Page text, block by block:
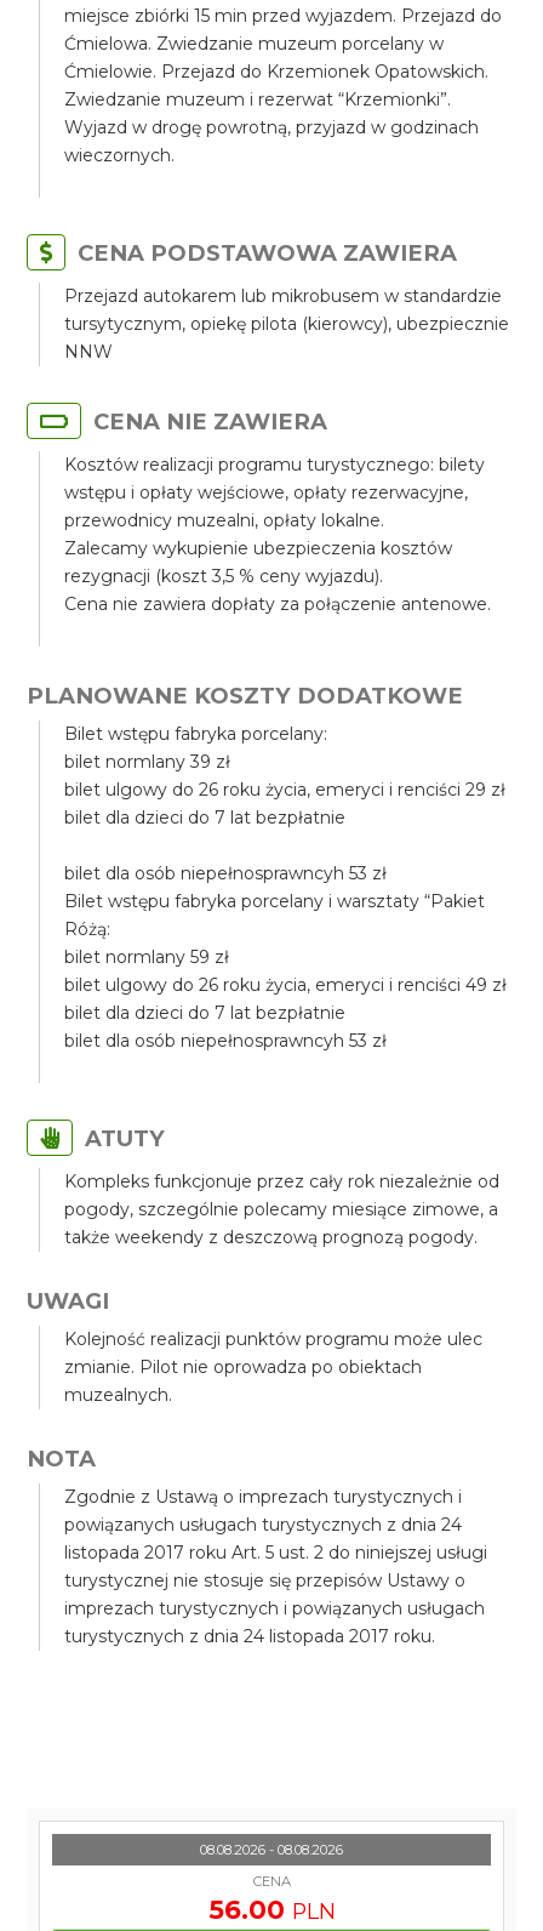
miejsce zbiórki 15 min przed wyjazdem. Przejazd do
Ćmielowa. Zwiedzanie muzeum porcelany w
Ćmielowie. Przejazd do Krzemionek Opatowskich.
Zwiedzanie muzeum i rezerwat “Krzemionki”.
Wyjazd w drogę powrotną, przyjazd w godzinach
wieczornych.
CENA PODSTAWOWA ZAWIERA
Przejazd autokarem lub mikrobusem w standardzie
tursytycznym, opiekę pilota (kierowcy), ubezpiecznie
NNW
CENA NIE ZAWIERA
Kosztów realizacji programu turystycznego: bilety
wstępu i opłaty wejściowe, opłaty rezerwacyjne,
przewodnicy muzealni, opłaty lokalne.
Zalecamy wykupienie ubezpieczenia kosztów
rezygnacji (koszt 3,5 % ceny wyjazdu).
Cena nie zawiera dopłaty za połączenie antenowe.
PLANOWANE KOSZTY DODATKOWE
Bilet wstępu fabryka porcelany:
bilet normlany 39 zł
bilet ulgowy do 26 roku życia, emeryci i renciści 29 zł
bilet dla dzieci do 7 lat bezpłatnie
bilet dla osób niepełnosprawncyh 53 zł
Bilet wstępu fabryka porcelany i warsztaty “Pakiet
Różą:
bilet normlany 59 zł
bilet ulgowy do 26 roku życia, emeryci i renciści 49 zł
bilet dla dzieci do 7 lat bezpłatnie
bilet dla osób niepełnosprawncyh 53 zł
ATUTY
Kompleks funkcjonuje przez cały rok niezależnie od
pogody, szczególnie polecamy miesiące zimowe, a
także weekendy z deszczową prognozą pogody.
UWAGI
Kolejność realizacji punktów programu może ulec
zmianie. Pilot nie oprowadza po obiektach
muzealnych.
NOTA
Zgodnie z Ustawą o imprezach turystycznych i
powiązanych usługach turystycznych z dnia 24
listopada 2017 roku Art. 5 ust. 2 do niniejszej usługi
turystycznej nie stosuje się przepisów Ustawy o
imprezach turystycznych i powiązanych usługach
turystycznych z dnia 24 listopada 2017 roku.
08.08.2026 - 08.08.2026
CENA
56.00 PLN